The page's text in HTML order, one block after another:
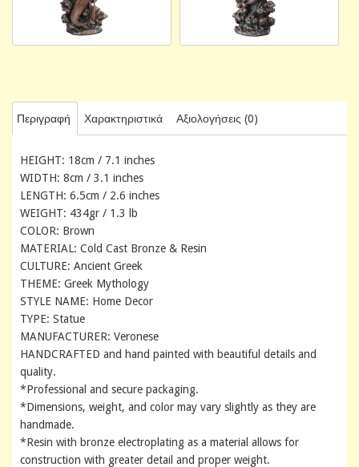
Περιγραφή Χαρακτηριστικά Αξιολογήσεις (0)
HEIGHT: 18cm / 7.1 inches
WIDTH: 8cm / 3.1 inches
LENGTH: 6.5cm / 2.6 inches
WEIGHT: 434gr / 1.3 lb
COLOR: Brown
MATERIAL: Cold Cast Bronze & Resin
CULTURE: Ancient Greek
THEME: Greek Mythology
STYLE NAME: Home Decor
TYPE: Statue
MANUFACTURER: Veronese
HANDCRAFTED and hand painted with beautiful details and
quality.
*Professional and secure packaging.
*Dimensions, weight, and color may vary slightly as they are
handmade.
*Resin with bronze electroplating as a material allows for
construction with greater detail and proper weight.